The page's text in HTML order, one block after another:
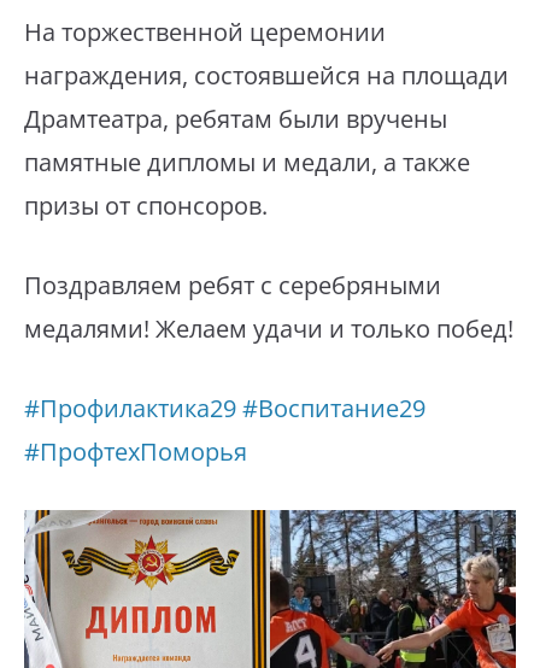
На торжественной церемонии
награждения, состоявшейся на площади
Драмтеатра, ребятам были вручены
памятные дипломы и медали, а также
призы от спонсоров.
Поздравляем ребят с серебряными
медалями! Желаем удачи и только побед!
#Профилактика29#Воспитание29
#ПрофтехПоморья